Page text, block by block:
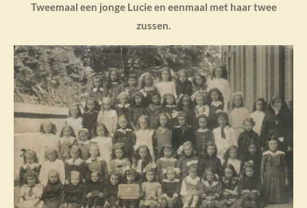
Tweemaal een jonge Lucie en eenmaal met haar twee
zussen.